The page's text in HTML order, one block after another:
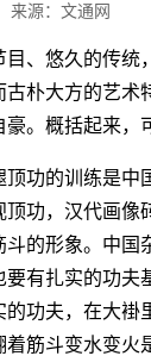
来源：文通网
、悠久的传统
古朴大方的艺术
。概括起来，
的训练是中国
功，汉代画像
斗的形象。中国
有扎实的功夫
功夫，在大褂
筋斗变水变火